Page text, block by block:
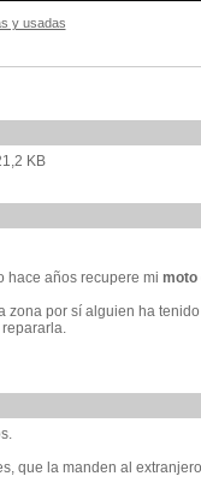
y usadas
hace años recupere mi moto
zona por sí alguien ha
que la manden al